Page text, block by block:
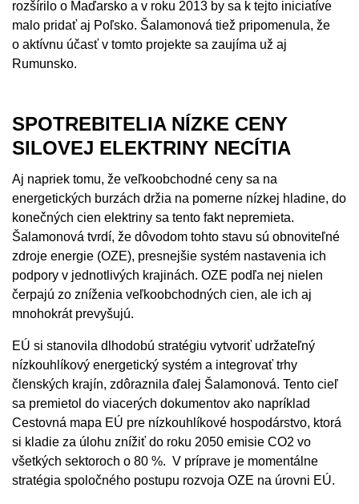
rozšírilo o Maďarsko a v roku 2013 by sa k tejto iniciatíve
malo pridať aj Poľsko. Šalamonová tiež pripomenula, že
o aktívnu účasť v tomto projekte sa zaujíma už aj
Rumunsko.
SPOTREBITELIA NÍZKE CENY
SILOVEJ ELEKTRINY NECÍTIA
Aj napriek tomu, že veľkoobchodné ceny sa na
energetických burzách držia na pomerne nízkej hladine, do
konečných cien elektriny sa tento fakt nepremieta.
Šalamonová tvrdí, že dôvodom tohto stavu sú obnoviteľné
zdroje energie (OZE), presnejšie systém nastavenia ich
podpory v jednotlivých krajinách. OZE podľa nej nielen
čerpajú zo zníženia veľkoobchodných cien, ale ich aj
mnohokrát prevyšujú.
EÚ si stanovila dlhodobú stratégiu vytvoriť udržateľný
nízkouhlíkový energetický systém a integrovať trhy
členských krajín, zdôraznila ďalej Šalamonová. Tento cieľ
sa premietol do viacerých dokumentov ako napríklad
Cestovná mapa EÚ pre nízkouhlíkové hospodárstvo, ktorá
si kladie za úlohu znížiť do roku 2050 emisie CO2 vo
všetkých sektoroch o 80 %. V príprave je momentálne
stratégia spoločného postupu rozvoja OZE na úrovni EÚ.